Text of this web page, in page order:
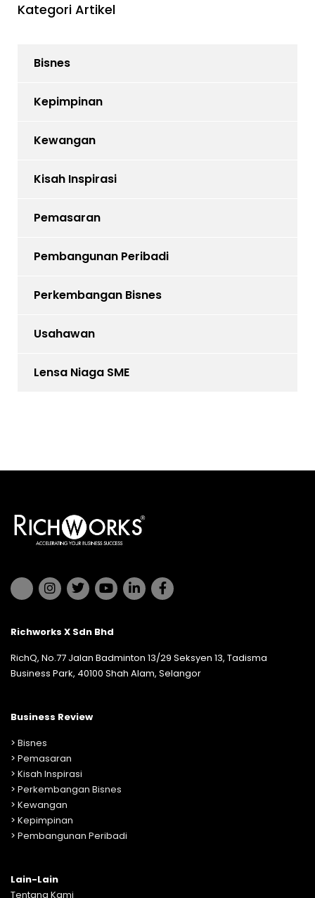
Kategori Artikel
Bisnes
Kepimpinan
Kewangan
Kisah Inspirasi
Pemasaran
Pembangunan Peribadi
Perkembangan Bisnes
Usahawan
Lensa Niaga SME
Richworks X Sdn Bhd
RichQ, No.77 Jalan Badminton 13/29 Seksyen 13, Tadisma
Business Park, 40100 Shah Alam, Selangor
Business Review
> Bisnes
> Pemasaran
> Kisah Inspirasi
> Perkembangan Bisnes
> Kewangan
> Kepimpinan
> Pembangunan Peribadi
Lain-Lain
Tentang Kami